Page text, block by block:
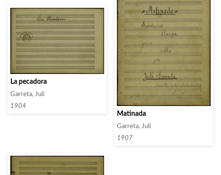
La pecadora
Garreta, Juli
1904
Matinada
Garreta, Juli
1907